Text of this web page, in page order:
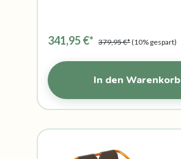
341,95 €* 379,95 €*(10% gespart)
In den Warenkorb